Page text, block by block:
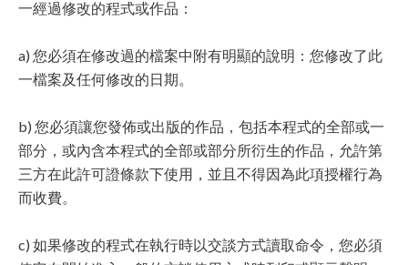
一經過修改的程式或作品：
a) 您必須在修改過的檔案中附有明顯的說明：您修改了此
一檔案及任何修改的日期。
b) 您必須讓您發佈或出版的作品，包括本程式的全部或一
部分，或內含本程式的全部或部分所衍生的作品，允許第
三方在此許可證條款下使用，並且不得因為此項授權行為
而收費。
c) 如果修改的程式在執行時以交談方式讀取命令，您必須